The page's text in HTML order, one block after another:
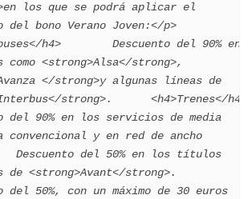
los que se podrá aplicar el
del bono Verano Joven:</p>
h4>        Descuento del 90% en
como <strong>Alsa</strong>,
</strong>y algunas líneas de
strong>.      <h4>Trenes</h4>
del 90% en los servicios de media
convencional y en red de ancho
Descuento del 50% en los títulos
<strong>Avant</strong>.
del 50%, con un máximo de 30 euros